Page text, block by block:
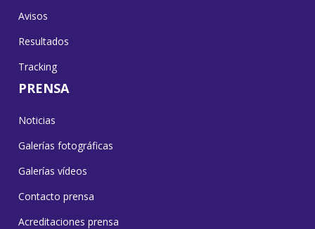
Avisos
Resultados
Tracking
PRENSA
Noticias
Galerías fotográficas
Galerías vídeos
Contacto prensa
Acreditaciones prensa